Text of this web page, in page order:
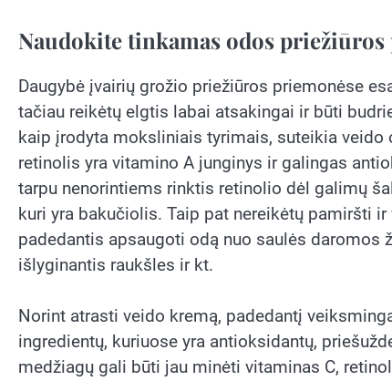
Naudokite tinkamas odos
Daugybė įvairių grožio priežiūros priemonėse
tačiau reikėtų elgtis labai atsakingai ir būti
kaip įrodyta moksliniais tyrimais, suteikia
retinolis yra vitamino A junginys ir galingas
tarpu nenorintiems rinktis retinolio dėl galimų
kuri yra bakučiolis. Taip pat nereikėtų pamiršti
padedantis apsaugoti odą nuo saulės
išlyginantis raukšles ir kt.
Norint atrasti veido kremą, padedantį
ingredientų, kuriuose yra antioksidantų,
medžiagų gali būti jau minėti vitaminas C,